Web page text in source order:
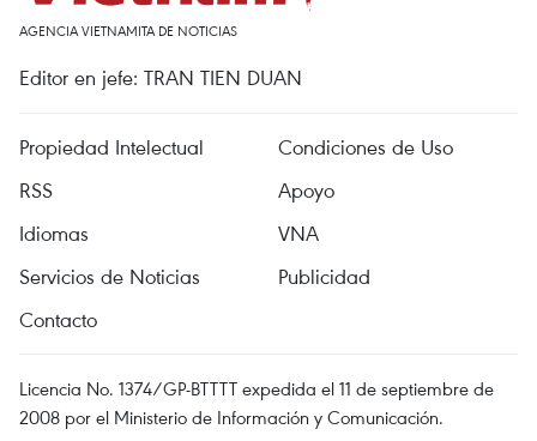
AGENCIA VIETNAMITA DE NOTICIAS
Editor en jefe: TRAN TIEN DUAN
Propiedad Intelectual
Condiciones de Uso
RSS
Apoyo
Idiomas
VNA
Servicios de Noticias
Publicidad
Contacto
Licencia No. 1374/GP-BTTTT expedida el 11 de septiembre de
2008 por el Ministerio de Información y Comunicación.